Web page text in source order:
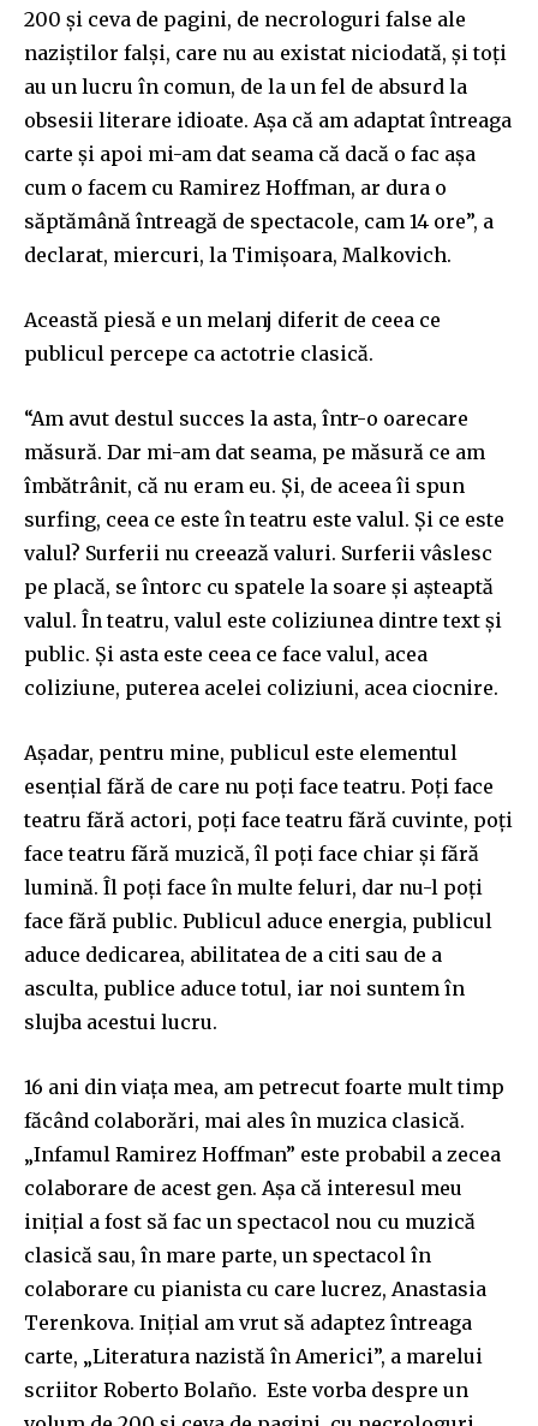
200 și ceva de pagini, de necrologuri false ale
naziștilor falși, care nu au existat niciodată, și toți
au un lucru în comun, de la un fel de absurd la
obsesii literare idioate. Așa că am adaptat întreaga
carte și apoi mi-am dat seama că dacă o fac așa
cum o facem cu Ramirez Hoffman, ar dura o
săptămână întreagă de spectacole, cam 14 ore”, a
declarat, miercuri, la Timișoara, Malkovich.
Această piesă e un melanj diferit de ceea ce
publicul percepe ca actotrie clasică.
“Am avut destul succes la asta, într-o oarecare
măsură. Dar mi-am dat seama, pe măsură ce am
îmbătrânit, că nu eram eu. Și, de aceea îi spun
surfing, ceea ce este în teatru este valul. Și ce este
valul? Surferii nu creează valuri. Surferii vâslesc
pe placă, se întorc cu spatele la soare și așteaptă
valul. În teatru, valul este coliziunea dintre text și
public. Și asta este ceea ce face valul, acea
coliziune, puterea acelei coliziuni, acea ciocnire.
Așadar, pentru mine, publicul este elementul
esențial fără de care nu poți face teatru. Poți face
teatru fără actori, poți face teatru fără cuvinte, poți
face teatru fără muzică, îl poți face chiar și fără
lumină. Îl poți face în multe feluri, dar nu-l poți
face fără public. Publicul aduce energia, publicul
aduce dedicarea, abilitatea de a citi sau de a
asculta, publice aduce totul, iar noi suntem în
slujba acestui lucru.
16 ani din viața mea, am petrecut foarte mult timp
făcând colaborări, mai ales în muzica clasică.
„Infamul Ramirez Hoffman” este probabil a zecea
colaborare de acest gen. Așa că interesul meu
inițial a fost să fac un spectacol nou cu muzică
clasică sau, în mare parte, un spectacol în
colaborare cu pianista cu care lucrez, Anastasia
Terenkova. Inițial am vrut să adaptez întreaga
carte, „Literatura nazistă în Americi”, a marelui
scriitor Roberto Bolaño. Este vorba despre un